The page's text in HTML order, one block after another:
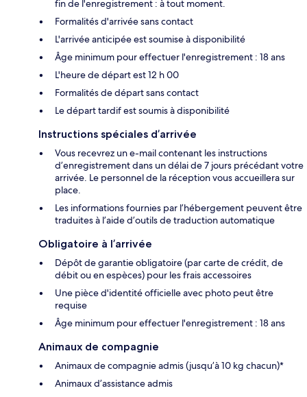
fin de l'enregistrement : à tout moment.
Formalités d'arrivée sans contact
L'arrivée anticipée est soumise à disponibilité
Âge minimum pour effectuer l'enregistrement : 18 ans
L'heure de départ est 12 h 00
Formalités de départ sans contact
Le départ tardif est soumis à disponibilité
Instructions spéciales d’arrivée
Vous recevrez un e-mail contenant les instructions
d’enregistrement dans un délai de 7 jours précédant votre
arrivée. Le personnel de la réception vous accueillera sur
place.
Les informations fournies par l’hébergement peuvent être
traduites à l’aide d’outils de traduction automatique
Obligatoire à l’arrivée
Dépôt de garantie obligatoire (par carte de crédit, de
débit ou en espèces) pour les frais accessoires
Une pièce d'identité officielle avec photo peut être
requise
Âge minimum pour effectuer l'enregistrement : 18 ans
Animaux de compagnie
Animaux de compagnie admis (jusqu’à 10 kg chacun)*
Animaux d’assistance admis